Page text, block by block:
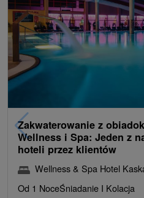
Zakwaterowanie z
Wellness i Spa: Jeden z
hoteli przez klientów
Wellness & Spa Hotel
Od 1 NoceŚniadanie I Kolacja